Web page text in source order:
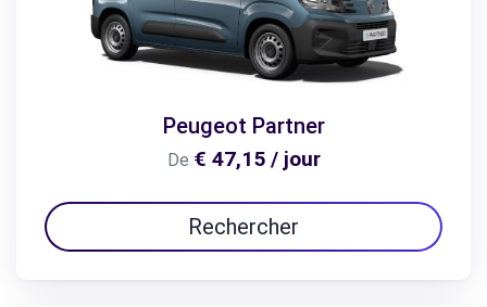
Peugeot Partner
De € 47,15 / jour
Rechercher